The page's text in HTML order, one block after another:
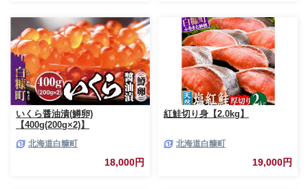
メ ふるさと納税鮭 ふるさと納
税 千葉県 銚子市 銚子東洋
いくら醤油漬(鱒卵)
【400g(200g×2)】
北海道白糠町
18,000円
紅鮭切り身【2.0kg】
北海道白糠町
19,000円